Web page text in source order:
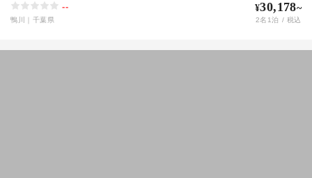
--
鴨川 千葉県
¥30,178~
2名 1泊 / 税込